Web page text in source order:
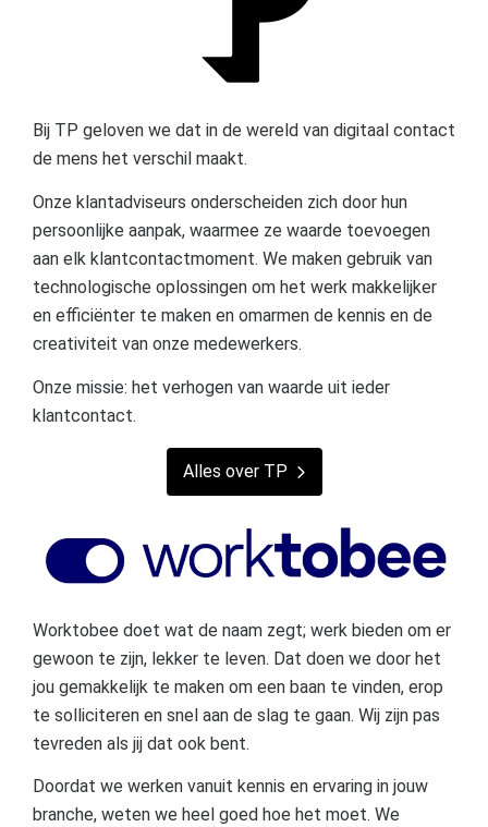
Bij TP geloven we dat in de wereld van digitaal contact
de mens het verschil maakt.
Onze klantadviseurs onderscheiden zich door hun
persoonlijke aanpak, waarmee ze waarde toevoegen
aan elk klantcontactmoment. We maken gebruik van
technologische oplossingen om het werk makkelijker
en efficiënter te maken en omarmen de kennis en de
creativiteit van onze medewerkers.
Onze missie: het verhogen van waarde uit ieder
klantcontact.
Alles over TP
Worktobee doet wat de naam zegt; werk bieden om er
gewoon te zijn, lekker te leven. Dat doen we door het
jou gemakkelijk te maken om een baan te vinden, erop
te solliciteren en snel aan de slag te gaan. Wij zijn pas
tevreden als jij dat ook bent.
Doordat we werken vanuit kennis en ervaring in jouw
branche, weten we heel goed hoe het moet. We